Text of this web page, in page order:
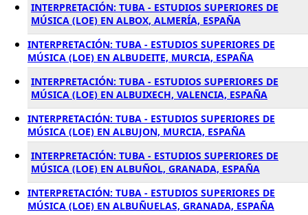
INTERPRETACIÓN: TUBA - ESTUDIOS SUPERIORES DE
MÚSICA (LOE) EN ALBOX, ALMERÍA, ESPAÑA
INTERPRETACIÓN: TUBA - ESTUDIOS SUPERIORES DE
MÚSICA (LOE) EN ALBUDEITE, MURCIA, ESPAÑA
INTERPRETACIÓN: TUBA - ESTUDIOS SUPERIORES DE
MÚSICA (LOE) EN ALBUIXECH, VALENCIA, ESPAÑA
INTERPRETACIÓN: TUBA - ESTUDIOS SUPERIORES DE
MÚSICA (LOE) EN ALBUJON, MURCIA, ESPAÑA
INTERPRETACIÓN: TUBA - ESTUDIOS SUPERIORES DE
MÚSICA (LOE) EN ALBUÑOL, GRANADA, ESPAÑA
INTERPRETACIÓN: TUBA - ESTUDIOS SUPERIORES DE
MÚSICA (LOE) EN ALBUÑUELAS, GRANADA, ESPAÑA